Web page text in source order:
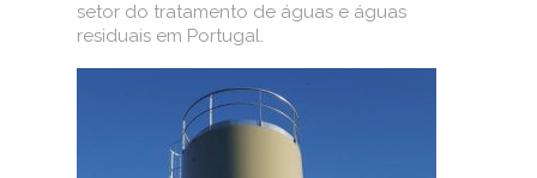
setor do tratamento de águas e águas
residuais em Portugal.